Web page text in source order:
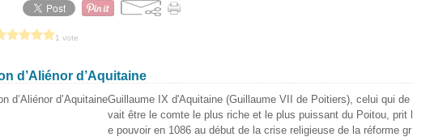
1 vote
d’Aliénor d’Aquitaine
Guillaume IX d'Aquitaine (Guillaume VII de Poitiers), celui qui de
vait être le comte le plus riche et le plus puissant du Poitou, prit l
e pouvoir en 1086 au début de la crise religieuse de la réforme gr